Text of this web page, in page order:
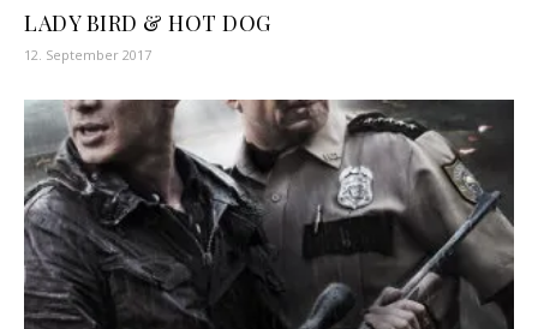
LADY BIRD & HOT DOG
12. September 2017